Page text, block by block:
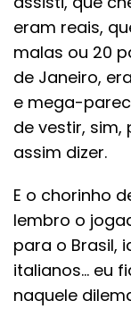
eram reais,
malas ou 20
de Janeiro,
e mega-
de vestir, sim,
assim dizer.
E o chorinho
lembro o
para o Brasil,
italianos… eu
naquele